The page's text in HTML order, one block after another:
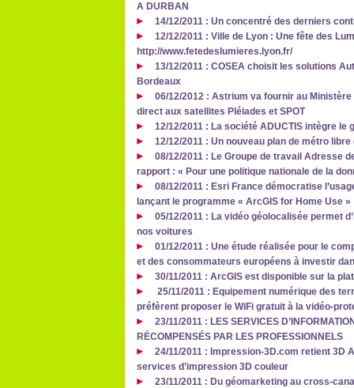
A DURBAN
14/12/2011 : Un concentré des derniers
12/12/2011 : Ville de Lyon : Une fête des
http://www.fetedeslumieres.lyon.fr/
13/12/2011 : COSEA choisit les solutions
Bordeaux
06/12/2012 : Astrium va fournir au
direct aux satellites Pléiades et SPOT
12/12/2011 : La société ADUCTIS intègre le
12/12/2011 : Un nouveau plan de métro
08/12/2011 : Le Groupe de travail Adresse
rapport : « Pour une politique nationale de la
08/12/2011 : Esri France démocratise
lançant le programme « ArcGIS for Home Use »
05/12/2011 : La vidéo géolocalisée permet
nos voitures
01/12/2011 : Une étude réalisée pour le
et des consommateurs européens à investir
30/11/2011 : ArcGIS est disponible sur la
25/11/2011 : Equipement numérique des
préfèrent proposer le WiFi gratuit à la vidéo-
23/11/2011 : LES SERVICES
RÉCOMPENSÉS PAR LES PROFESSIONNELS
24/11/2011 : Impression-3D.com retient 3D
services d’impression 3D couleur
23/11/2011 : Du géomarketing au cross-